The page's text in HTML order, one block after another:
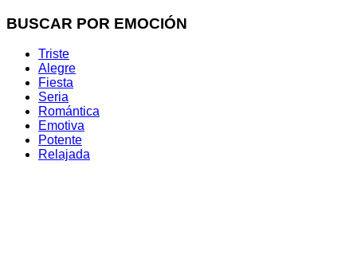
BUSCAR POR EMOCIÓN
Triste
Alegre
Fiesta
Seria
Romántica
Emotiva
Potente
Relajada